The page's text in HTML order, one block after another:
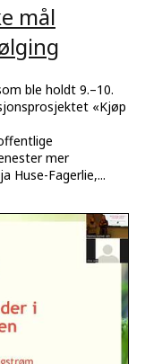
mål
ble holdt 9.–10.
«Kjøp
mer
Huse-Fagerlie,...